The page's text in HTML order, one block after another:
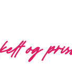
og